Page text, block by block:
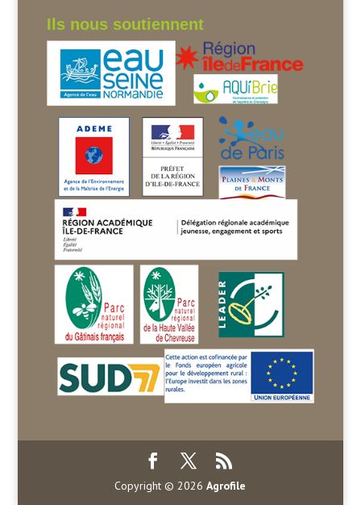
Ils nous soutiennent
Copyright © 2026Agrofile